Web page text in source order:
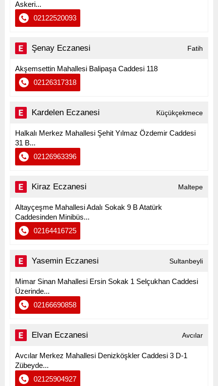
Askeri...
02122520093
Şenay Eczanesi Fatih
Akşemsettin Mahallesi Balipaşa Caddesi 118
02126317318
Kardelen Eczanesi Küçükçekmece
Halkalı Merkez Mahallesi Şehit Yılmaz Özdemir Caddesi
31 B...
02126963396
Kiraz Eczanesi Maltepe
Altayçeşme Mahallesi Adalı Sokak 9 B Atatürk
Caddesinden Minibüs...
02164416725
Yasemin Eczanesi Sultanbeyli
Mimar Sinan Mahallesi Ersin Sokak 1 Selçukhan Caddesi
Üzerinde...
02166690858
Elvan Eczanesi Avcılar
Avcılar Merkez Mahallesi Denizköşkler Caddesi 3 D-1
Zübeyde...
02125904927